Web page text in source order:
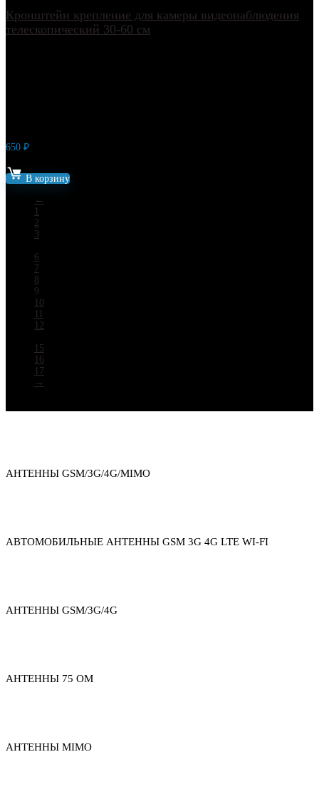
Кронштейн крепление для камеры видеонаблюдения
телескопический 30-60 см
650 ₽
В корзину
←
2
3
6
7
8
9
10
12
15
16
17
→
АНТЕННЫ GSM/3G/4G/MIMO
АВТОМОБИЛЬНЫЕ АНТЕННЫ GSM 3G 4G LTE WI-FI
АНТЕННЫ GSM/3G/4G
АНТЕННЫ 75 ОМ
АНТЕННЫ MIMO